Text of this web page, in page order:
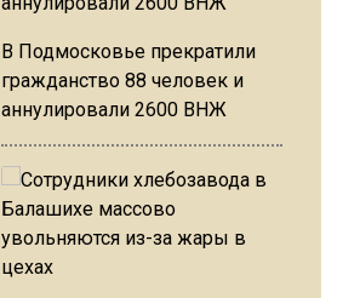
В Подмосковье прекратили
гражданство 88 человек и
аннулировали 2600 ВНЖ